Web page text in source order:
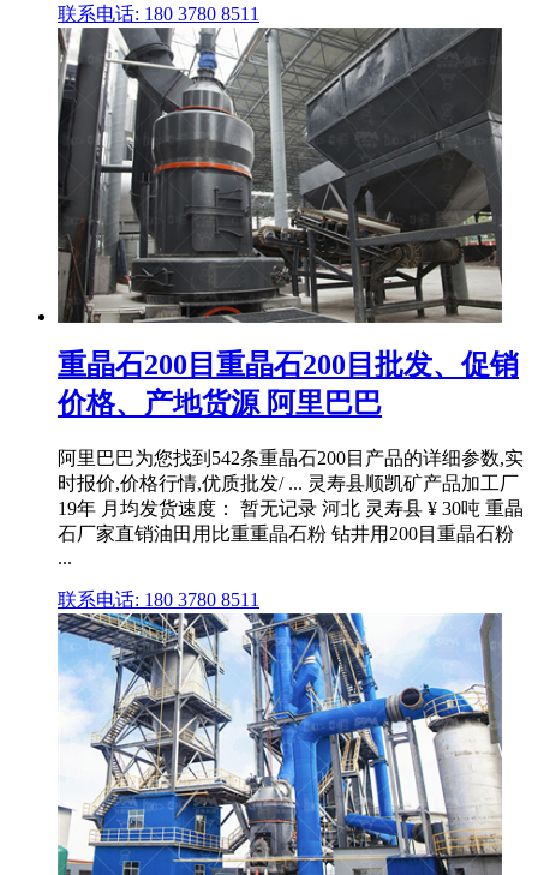
联系电话: 180 3780 8511
重晶石200目重晶石200目批发、促销
价格、产地货源 阿里巴巴
阿里巴巴为您找到542条重晶石200目产品的详细参数,实
时报价,价格行情,优质批发/ ... 灵寿县顺凯矿产品加工厂
19年 月均发货速度： 暂无记录 河北 灵寿县 ¥ 30吨 重晶
石厂家直销油田用比重重晶石粉 钻井用200目重晶石粉
...
联系电话: 180 3780 8511